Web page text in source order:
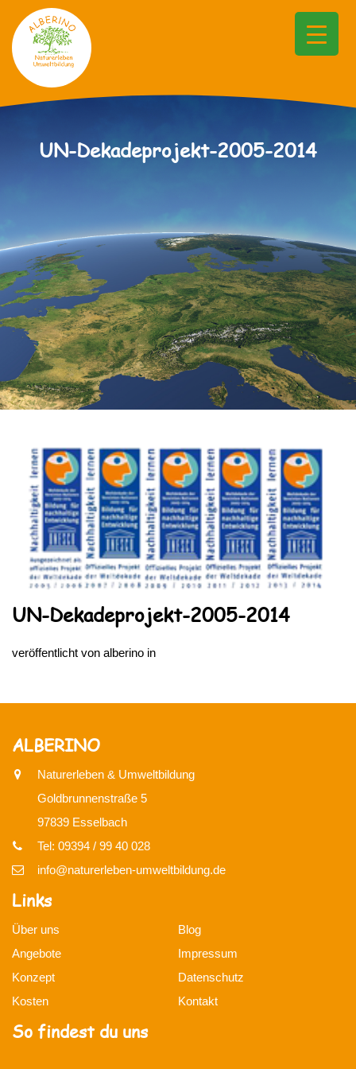
UN-Dekadeprojekt-2005-2014
UN-Dekadeprojekt-2005-2014
veröffentlicht von alberino in
ALBERINO
Naturerleben & Umweltbildung
Goldbrunnenstraße 5
97839 Esselbach
Tel: 09394 / 99 40 028
info@naturerleben-umweltbildung.de
Links
Über uns
Blog
Angebote
Impressum
Konzept
Datenschutz
Kosten
Kontakt
So findest du uns